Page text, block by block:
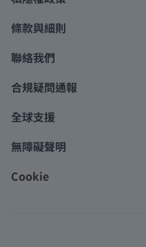
條款與細則
聯絡我們
合規疑問通報
全球支援
無障礙聲明
Cookie